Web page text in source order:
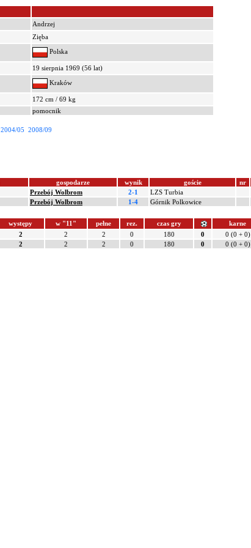
Andrzej
Zięba
Polska
19 sierpnia 1969 (56 lat)
Kraków
172 cm / 69 kg
pomocnik
2004/05 2008/09
gospodarze wynik goście nr
Przebój Wolbrom 2-1 LZS Turbia
Przebój Wolbrom 1-4 Górnik Polkowice
występy w "11" pełne rez. czas gry karne
2 2 2 0 180 0 0 (0 + 0)
2 2 2 0 180 0 0 (0 + 0)